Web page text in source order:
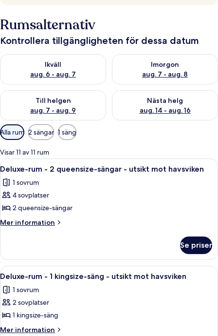
Rumsalternativ
Kontrollera tillgängligheten för dessa datum
Ikväll
aug. 6 - aug. 7
Kontrollera tillgängligheten för ikväll aug. 6 - aug. 7
Imorgon
aug. 7 - aug. 8
Kontrollera tillgängligheten
Till helgen
aug. 7 - aug. 9
Kontrollera tillgängligheten för den här helgen aug. 7 - aug. 9
Nästa helg
aug. 14 - aug. 16
Kontrollera tillgängligheten
Tillgängliga
filter
för
rum
Alla rum 2 sängar 1 säng
Visar 11 av 11 rum
Öppna
alla
foton
för
Deluxe-
rum
queensize-
sängar
-
utsikt
mot
havsviken
Allergitestade sängkläder,
3
Deluxe-rum - 2 queensize-sängar - utsikt mot havsviken
1 sovrum
4 sovplatser
2 queensize-sängar
Mer information
Mer
rum
2
sängar
mot
havsviken
Se priser
Öppna
alla
foton
för
Deluxe-
rum
Ett sovrum med en sänggavel av
5
Deluxe-rum - 1 kingsize-säng - utsikt mot havsviken
1 sovrum
2 sovplatser
1 kingsize-säng
Mer information
Mer